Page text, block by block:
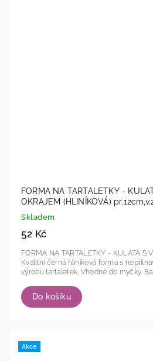
FORMA NA TARTALETKY -
OKRAJEM (HLINÍKOVÁ)
Skladem
52 Kč
Do košíku
FORMA NA TARTALETKY - KULATÁ S
Kvalitní černá hliníková forma s
výrobu
Akce